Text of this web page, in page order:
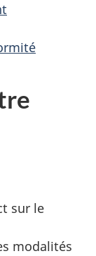
sur le
modalités